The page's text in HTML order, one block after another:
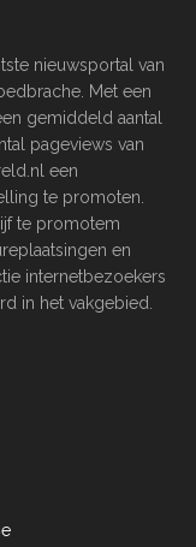
nieuwsportal van
Met een
gemiddeld aantal
pageviews van
een
te promoten.
te promotem
en
internetbezoekers
in het vakgebied.